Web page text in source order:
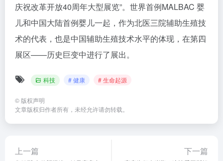
庆祝改革开放40周年大型展览”。世界首例MALBAC 婴
儿和中国大陆首例婴儿一起，作为北医三院辅助生殖技
术的代表，也是中国辅助生殖技术水平的体现，在第四
展区——历史巨变中进行了展出。
科技 # 健康 # 生命起源
© 版权声明
文章版权归作者所有，未经允许请勿转载。
上一篇 下一篇